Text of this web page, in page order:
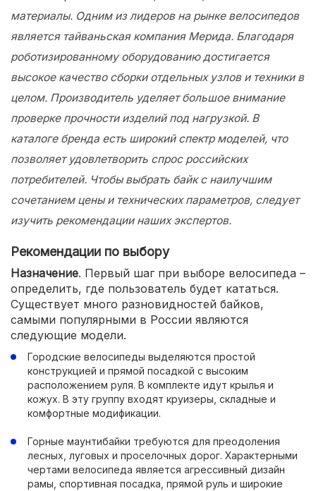
материалы. Одним из лидеров на рынке велосипедов
является тайваньская компания Мерида. Благодаря
роботизированному оборудованию достигается
высокое качество сборки отдельных узлов и техники в
целом. Производитель уделяет большое внимание
проверке прочности изделий под нагрузкой. В
каталоге бренда есть широкий спектр моделей, что
позволяет удовлетворить спрос российских
потребителей. Чтобы выбрать байк с наилучшим
сочетанием цены и технических параметров, следует
изучить рекомендации наших экспертов.
Рекомендации по выбору
Назначение. Первый шаг при выборе велосипеда –
определить, где пользователь будет кататься.
Существует много разновидностей байков,
самыми популярными в России являются
следующие модели.
Городские велосипеды выделяются простой
конструкцией и прямой посадкой с высоким
расположением руля. В комплекте идут крылья и
кожух. В эту группу входят круизеры, складные и
комфортные модификации.
Горные маунтибайки требуются для преодоления
лесных, луговых и проселочных дорог. Характерными
чертами велосипеда является агрессивный дизайн
рамы, спортивная посадка, прямой руль и широкие